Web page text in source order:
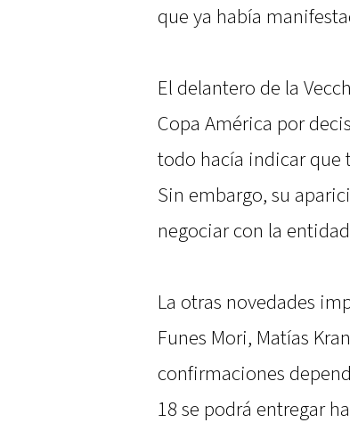
que ya había
El delantero de la
Copa América por
todo hacía indicar que
Sin embargo, su
negociar con la
La otras novedades
Funes Mori, Matías
confirmaciones
18 se podrá entregar